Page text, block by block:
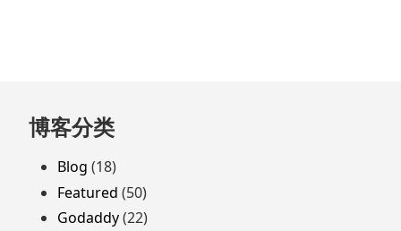
跳
至
页
脚
博客分类
Blog (18)
Featured (50)
Godaddy(22)